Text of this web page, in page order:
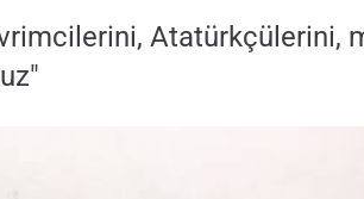
Atatürkçülerini,